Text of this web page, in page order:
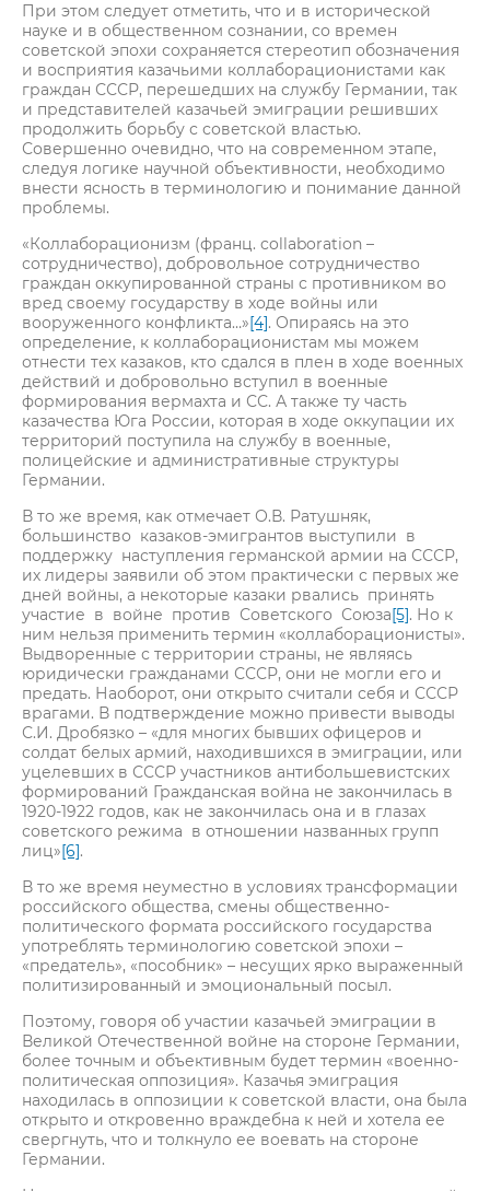
При этом следует отметить, что и в исторической
науке и в общественном сознании, со времен
советской эпохи сохраняется стереотип обозначения
и восприятия казачьими коллаборационистами как
граждан СССР, перешедших на службу Германии, так
и представителей казачьей эмиграции решивших
продолжить борьбу с советской властью.
Совершенно очевидно, что на современном этапе,
следуя логике научной объективности, необходимо
внести ясность в терминологию и понимание данной
проблемы.
«Коллаборационизм (франц. collaboration –
сотрудничество), добровольное сотрудничество
граждан оккупированной страны с противником во
вред своему государству в ходе войны или
вооруженного конфликта…»[4]. Опираясь на это
определение, к коллаборационистам мы можем
отнести тех казаков, кто сдался в плен в ходе военных
действий и добровольно вступил в военные
формирования вермахта и СС. А также ту часть
казачества Юга России, которая в ходе оккупации их
территорий поступила на службу в военные,
полицейские и административные структуры
Германии.
В то же время, как отмечает О.В. Ратушняк,
большинство казаков-эмигрантов выступили в
поддержку наступления германской армии на СССР,
их лидеры заявили об этом практически с первых же
дней войны, а некоторые казаки рвались принять
участие в войне против Советского Союза[5]. Но к
ним нельзя применить термин «коллаборационисты».
Выдворенные с территории страны, не являясь
юридически гражданами СССР, они не могли его и
предать. Наоборот, они открыто считали себя и СССР
врагами. В подтверждение можно привести выводы
С.И. Дробязко – «для многих бывших офицеров и
солдат белых армий, находившихся в эмиграции, или
уцелевших в СССР участников антибольшевистских
формирований Гражданская война не закончилась в
1920-1922 годов, как не закончилась она и в глазах
советского режима в отношении названных групп
лиц»[6].
В то же время неуместно в условиях трансформации
российского общества, смены общественно-
политического формата российского государства
употреблять терминологию советской эпохи –
«предатель», «пособник» – несущих ярко выраженный
политизированный и эмоциональный посыл.
Поэтому, говоря об участии казачьей эмиграции в
Великой Отечественной войне на стороне Германии,
более точным и объективным будет термин «военно-
политическая оппозиция». Казачья эмиграция
находилась в оппозиции к советской власти, она была
открыто и откровенно враждебна к ней и хотела ее
свергнуть, что и толкнуло ее воевать на стороне
Германии.